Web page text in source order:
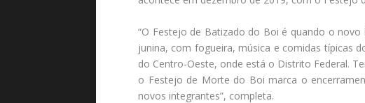
“O Festejo de Batizado do Boi é quando o
junina, com fogueira, música e comidas típicas
do Centro-Oeste, onde está o Distrito Federal.
o Festejo de Morte do Boi marca o
novos integrantes”, completa.